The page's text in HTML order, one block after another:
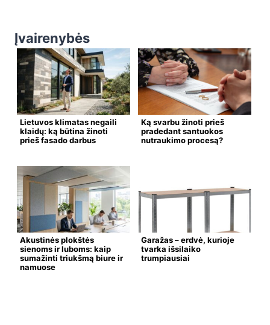
Įvairenybės
Lietuvos klimatas negaili
klaidų: ką būtina žinoti
prieš fasado darbus
Ką svarbu žinoti prieš
pradedant santuokos
nutraukimo procesą?
Akustinės plokštės
sienoms ir luboms: kaip
sumažinti triukšmą biure ir
namuose
Garažas – erdvė, kurioje
tvarka išsilaiko
trumpiausiai